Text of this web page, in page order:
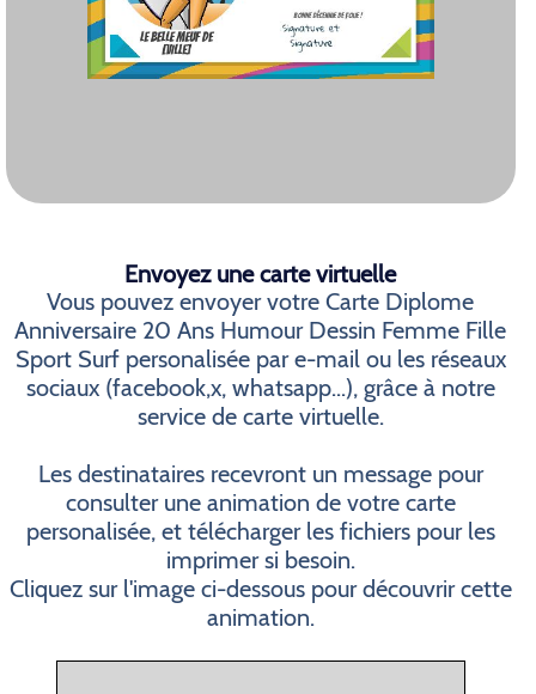
Envoyez une carte virtuelle
Vous pouvez envoyer votre Carte Diplome
Anniversaire 20 Ans Humour Dessin Femme Fille
Sport Surf personalisée par e-mail ou les réseaux
sociaux (facebook,x, whatsapp...), grâce à notre
service de carte virtuelle.
Les destinataires recevront un message pour
consulter une animation de votre carte
personalisée, et télécharger les fichiers pour les
imprimer si besoin.
Cliquez sur l'image ci-dessous pour découvrir cette
animation.